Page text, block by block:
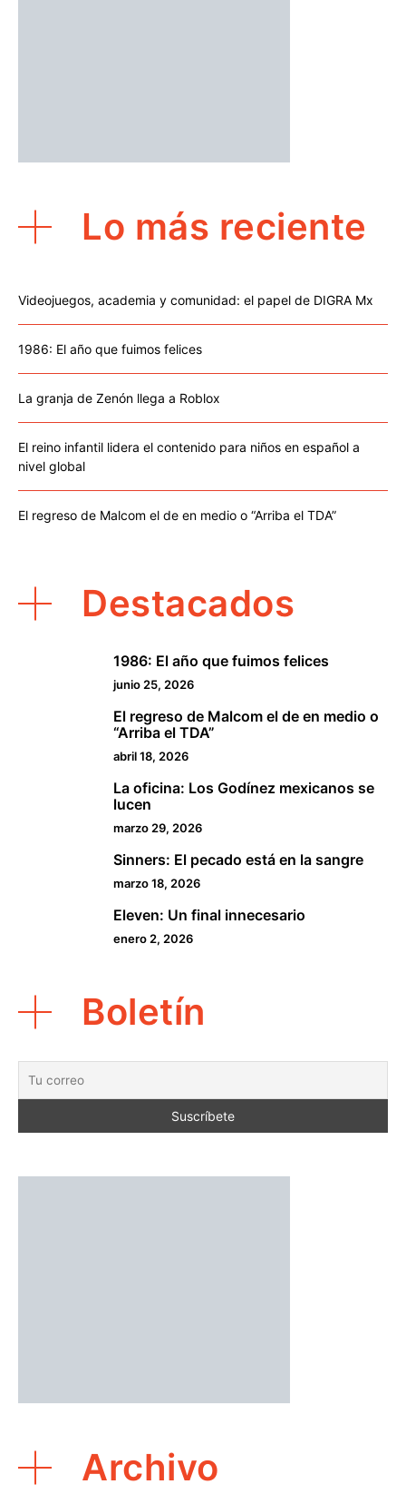
Lo más reciente
Videojuegos, academia y comunidad: el papel de DIGRA Mx
1986: El año que fuimos felices
La granja de Zenón llega a Roblox
El reino infantil lidera el contenido para niños en español a
nivel global
El regreso de Malcom el de en medio o “Arriba el TDA”
Destacados
1986: El año que fuimos felices
junio 25, 2026
El regreso de Malcom el de en medio o
“Arriba el TDA”
abril 18, 2026
La oficina: Los Godínez mexicanos se
lucen
marzo 29, 2026
Sinners: El pecado está en la sangre
marzo 18, 2026
Eleven: Un final innecesario
enero 2, 2026
Boletín
Archivo